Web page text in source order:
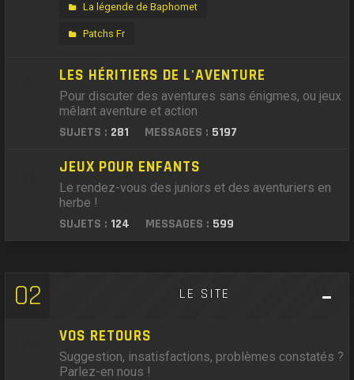
La légende de Baphomet
Patchs Fr
LES HÉRITIERS DE L'AVENTURE
Pour discuter des aventures sans énigmes, ou jeux
mêlant aventure et action
SUJETS : 281 MESSAGES : 5197
JEUX POUR ENFANTS
Le rendez-vous des juniors et des aventuriers en
herbe !
SUJETS : 124 MESSAGES : 599
02 LE SITE
VOS RETOURS
Suggestion, insatisfactions, problèmes constatés ?
Parlez-en nous !